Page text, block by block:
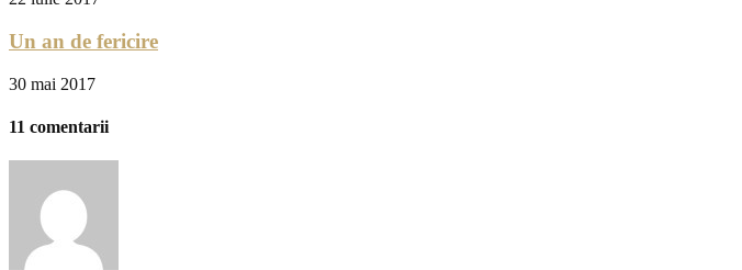
Un an de fericire
30 mai 2017
11 comentarii